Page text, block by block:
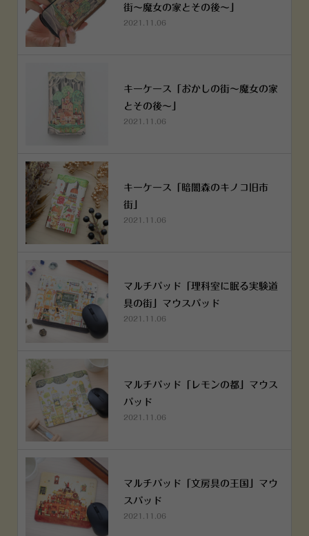
街～魔女の家とその後～」
2021.11.06
キーケース「おかしの街～魔女の家
とその後～」
2021.11.06
キーケース「暗闇森のキノコ旧市
街」
2021.11.06
マルチパッド「理科室に眠る実験道
具の街」マウスパッド
2021.11.06
マルチパッド「レモンの都」マウス
パッド
2021.11.06
マルチパッド「文房具の王国」マウ
スパッド
2021.11.06